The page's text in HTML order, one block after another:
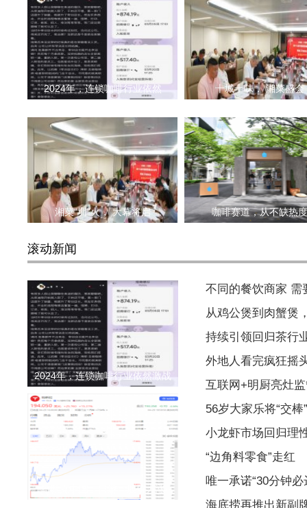
2024年，连锁咖啡行业依然 十城十味， 湘菜盛会
湘菜“圳”火， 大幕将启 咖啡赛道，从不缺热度
滚动新闻
2024年，连锁咖啡行业依然激战
马斯克中国一日游：股价大涨
不同的餐饮商家 需
从鸡公煲到肉蟹煲
持续引领回归茶行
外地人看完疯狂摇
互联网+明厨亮灶
56岁大家乐将“交
小龙虾市场回归理
“边角料零食”走红
唯一承诺“30分钟
海底捞再推出新副